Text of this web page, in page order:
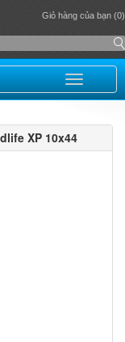
Giỏ hàng của bạn (0)
XP 10x44